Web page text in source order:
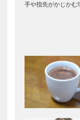
手や指先がかじかむ